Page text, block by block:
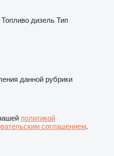
Топливо дизель Тип
данной рубрики
политикой
соглашением.